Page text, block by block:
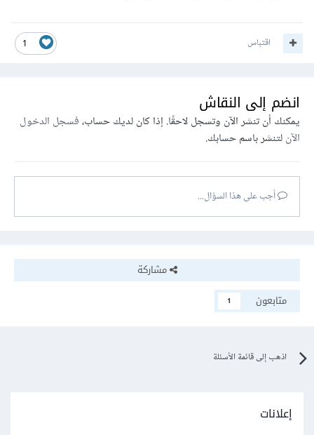
1 اقتباس
انضم إلى النقاش
يمكنك أن تنشر الآن وتسجل لاحقًا. إذا كان لديك حساب،فسجل الدخول
الآنلتنشر باسم حسابك.
أجب على هذا السؤال...
مشاركة
متابعون
1
اذهب إلى قائمة الأسئلة
إعلانات